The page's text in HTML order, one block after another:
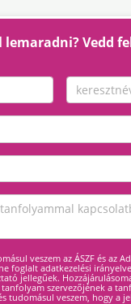
lemaradni? Vedd
veszem az ÁSZF és az
foglalt adatkezelési
jellegűek.
szervezőjének a
tudomásul veszem, hogy a